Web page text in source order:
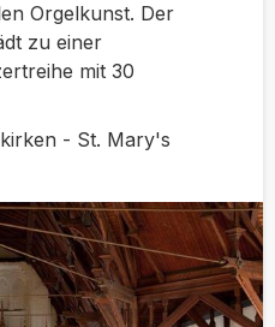
Orgelkunst. Der
zu einer
mit 30
- St. Mary's